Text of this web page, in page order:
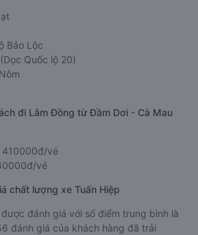
Bảo Lộc
Quốc lộ 20)
đi Lâm Đồng từ Đầm Dơi - Cà Mau
410000đ/vé
vé
chất lượng xe Tuấn Hiệp
đánh giá với số điểm trung bình là
đánh giá của khách hàng đã trải